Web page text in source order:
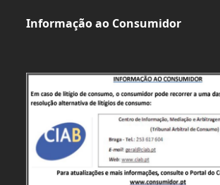
Informação ao Consumidor